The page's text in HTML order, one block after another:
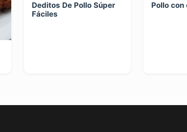
Deditos De Pollo Súper
Fáciles
Pollo con